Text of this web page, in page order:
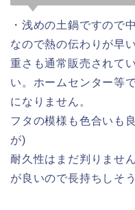
・浅めの土鍋ですので
なので熱の伝わりが早い
重さも通常販売されて
い。ホームセンター等
になりません。
フタの模様も色合いも
が)
耐久性はまだ判りませ
が良いので長持ちしそ